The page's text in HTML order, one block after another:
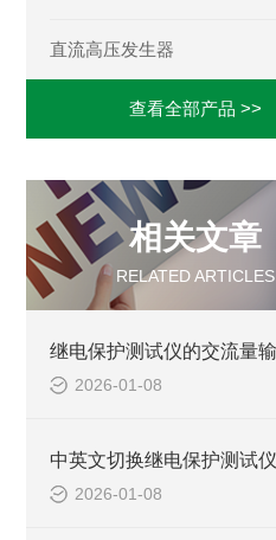
直流高压发生器
查看全部产品 >>
相关文章
RELATED ARTICLES
2026-01-08
2026-01-08